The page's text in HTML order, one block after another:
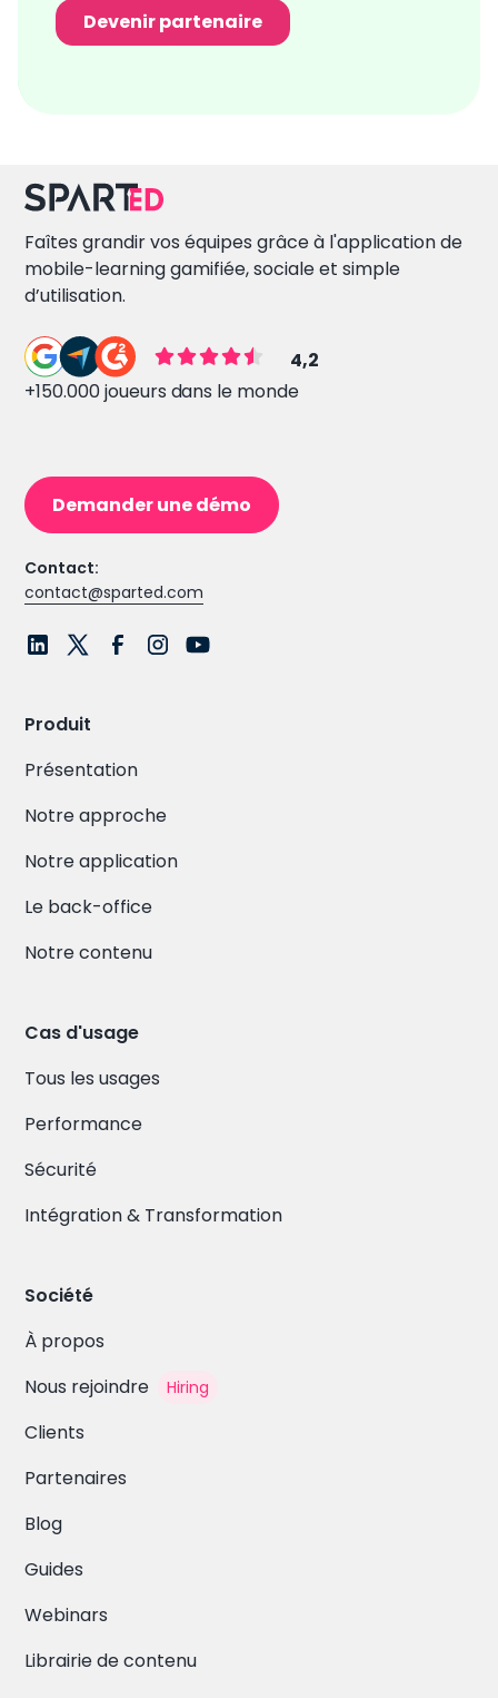
Démonstration
Faîtes grandir vos équipes grâce à l'application de
mobile-learning gamifiée, sociale et simple
d’utilisation.
4,2
+150.000 joueurs dans le monde
Demander une démo
Contact:
contact@sparted.com
Produit
Présentation
Notre approche
Notre application
Le back-office
Notre contenu
Cas d'usage
Tous les usages
Performance
Sécurité
Intégration & Transformation
Société
À propos
Nous rejoindre
Hiring
Clients
Partenaires
Blog
Guides
Webinars
Librairie de contenu